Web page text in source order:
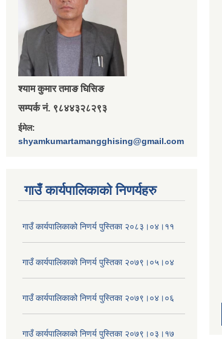
श्‍याम कुमार तमाङ घिसिङ
सम्पर्क नं. ९८४४३२८२९३
ईमेल:
shyamkumartamangghising@gmail.com
गाउँ कार्यपालिकाकाे निणर्यहरु
गाउँ कार्यपालिकाको निणर्य पुस्तिका २०८३।०४।११
गाउँ कार्यपालिकाको निणर्य पुस्तिका २०७९।०५।०४
गाउँ कार्यपालिकाको निणर्य पुस्तिका २०७९।०४।०६
गाउँ कार्यपालिकाको निणर्य पुस्तिका २०७९।०३।१७